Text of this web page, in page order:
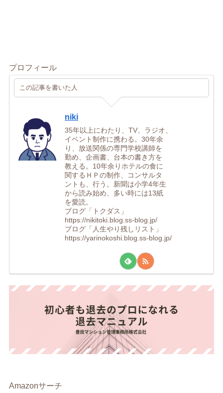
プロフィール
この記事を書いた人
niki
35年以上にわたり、TV、ラジオ、
イベント制作に携わる。30年余
り、放送関係の専門学校講師を
勤め、企画書、台本の書き方を
教える。10年余りホテルの食に
関するＨＰの制作、コンサルタ
ントも、行う。新聞は小学4年生
から読み始め、多い時には13紙
を愛読。
ブログ「トクダス」
https://nikitoki.blog.ss-blog.jp/
ブログ「人生やり残しリスト」
https://yarinokoshi.blog.ss-blog.jp/
Amazonサーチ